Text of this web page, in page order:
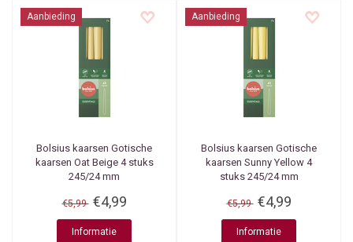
Aanbieding
Bolsius kaarsen Gotische
kaarsen Oat Beige 4 stuks
245/24 mm
€5,99 €4,99
Informatie
Aanbieding
Bolsius kaarsen Gotische
kaarsen Sunny Yellow 4
stuks 245/24 mm
€5,99 €4,99
Informatie